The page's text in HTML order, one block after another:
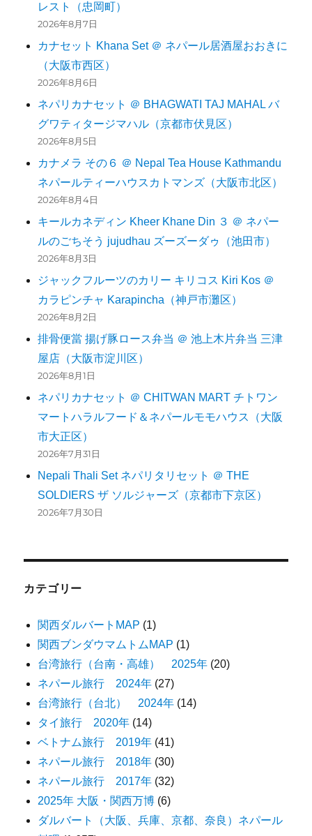
レスト（忠岡町）
2026年8月7日
カナセット Khana Set ＠ ネパール居酒屋おおきに
（大阪市西区）
2026年8月6日
ネパリカナセット ＠ BHAGWATI TAJ MAHAL バ
グワティタージマハル（京都市伏見区）
2026年8月5日
カナメラ その６ ＠ Nepal Tea House Kathmandu
ネパールティーハウスカトマンズ（大阪市北区）
2026年8月4日
キールカネディン Kheer Khane Din ３ ＠ ネパー
ルのごちそう jujudhau ズーズーダゥ（池田市）
2026年8月3日
ジャックフルーツのカリー キリコス Kiri Kos ＠
カラピンチャ Karapincha（神戸市灘区）
2026年8月2日
排骨便當 揚げ豚ロース弁当 ＠ 池上木片弁当 三津
屋店（大阪市淀川区）
2026年8月1日
ネパリカナセット ＠ CHITWAN MART チトワン
マートハラルフード＆ネパールモモハウス（大阪
市大正区）
2026年7月31日
Nepali Thali Set ネパリタリセット ＠ THE
SOLDIERS ザ ソルジャーズ（京都市下京区）
2026年7月30日
カテゴリー
関西ダルバートMAP (1)
関西ブンダウマムトムMAP (1)
台湾旅行（台南・高雄） 2025年 (20)
ネパール旅行 2024年 (27)
台湾旅行（台北） 2024年 (14)
タイ旅行 2020年 (14)
ベトナム旅行 2019年 (41)
ネパール旅行 2018年 (30)
ネパール旅行 2017年 (32)
2025年 大阪・関西万博 (6)
ダルバート（大阪、兵庫、京都、奈良）ネパール